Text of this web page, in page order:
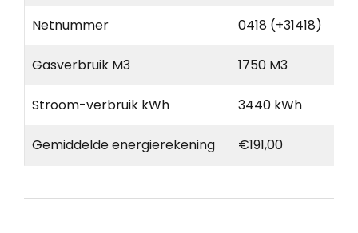
Netnummer 0418 (+31418)
Gasverbruik M3 1750 M3
Stroom-verbruik kWh 3440 kWh
Gemiddelde energierekening €191,00